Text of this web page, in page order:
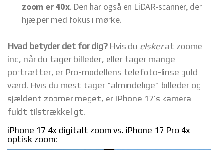
zoom er 40x. Den har også en LiDAR-scanner, der
hjælper med fokus i mørke.
Hvad betyder det for dig? Hvis du elskerat zoome
ind, når du tager billeder, eller tager mange
portrætter, er Pro-modellens telefoto-linse guld
værd. Hvis du mest tager “almindelige” billeder og
sjældent zoomer meget, er iPhone 17’s kamera
fuldt tilstrækkeligt.
iPhone 17 4x digitalt zoom vs. iPhone 17 Pro 4x
optisk zoom: